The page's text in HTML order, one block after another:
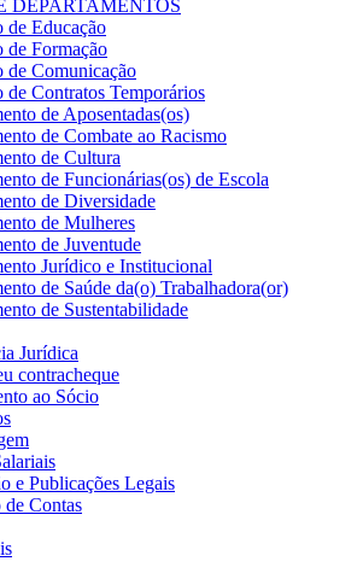
DEPARTAMENTOS
de Educação
de Formação
de Comunicação
de Contratos Temporários
de Aposentadas(os)
de Combate ao Racismo
de Cultura
de Funcionárias(os) de Escola
de Diversidade
de Mulheres
de Juventude
Jurídico e Institucional
de Saúde da(o) Trabalhadora(or)
de Sustentabilidade
Jurídica
contracheque
ao Sócio
e Publicações Legais
de Contas